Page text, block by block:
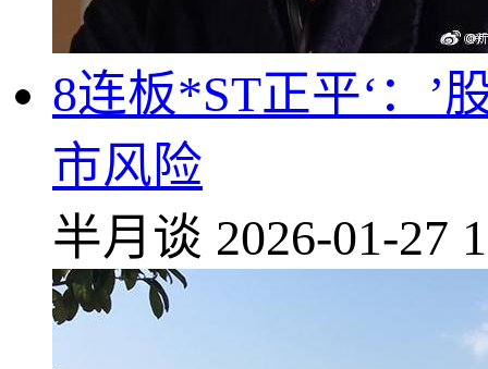
8连板*ST正平‘：’
市风险
半月谈 2026-01-27